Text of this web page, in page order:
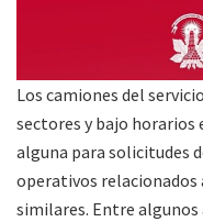
Los camiones del
sectores y bajo horarios
alguna para solicitudes
operativos relacionados
similares. Entre